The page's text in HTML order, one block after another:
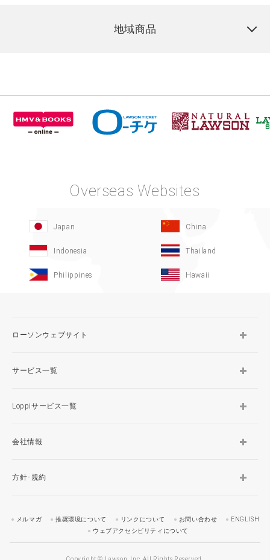
地域商品
Overseas Websites
Japan China
Indonesia Thailand
Philippines Hawaii
ローソンウェブサイト
サービス一覧
Loppiサービス一覧
会社情報
方針･規約
メルマガ 推奨環境について リンクについて お問い合わせ
ENGLISH
ウェブアクセシビリティについて